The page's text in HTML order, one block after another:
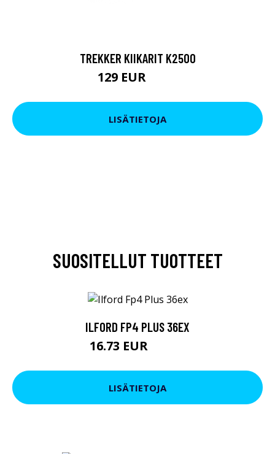
TREKKER KIIKARIT K2500
129 EUR
LISÄTIETOJA
SUOSITELLUT TUOTTEET
ILFORD FP4 PLUS 36EX
16.73 EUR
LISÄTIETOJA